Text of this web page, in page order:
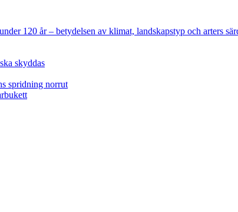
120 år– betydelsen av klimat, landskapstyp och arters
skyddas
spridning norrut